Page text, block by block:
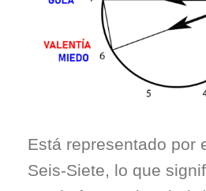
Está representado por
Seis-Siete, lo que